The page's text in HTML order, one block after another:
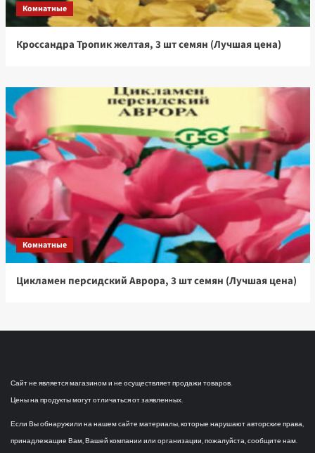
Комнатные
Кроссандра Тропик желтая, 3 шт семян (Лучшая цена)
Комнатные
Цикламен персидский Аврора, 3 шт семян (Лучшая цена)
Сайт не является магазином и не осуществляет продажи товаров.
Цены на продукты могут отличаться от заявленных.
Если Вы обнаружили на нашем сайте материалы, которые нарушают авторские права,
принадлежащие Вам, Вашей компании или организации, пожалуйста, сообщите нам.